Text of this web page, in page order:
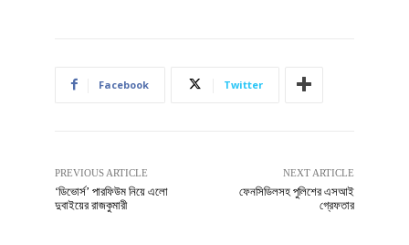
Facebook Twitter
PREVIOUS ARTICLE
‘ডিভোর্স’ পারফিউম নিয়ে এলো
দুবাইয়ের রাজকুমারী
NEXT ARTICLE
ফেনসিডিলসহ পুলিশের এসআই
গ্রেফতার